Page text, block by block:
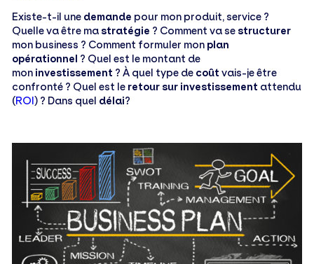
Existe-t-il une demande pour mon produit, service ?
Quelle va être ma stratégie ? Comment va se structurer
mon business ? Comment formuler mon plan
opérationnel ? Quel est le montant de
mon investissement ? À quel type de coût vais-je être
confronté ? Quel est le retour sur investissement attendu
(ROI) ? Dans quel délai?